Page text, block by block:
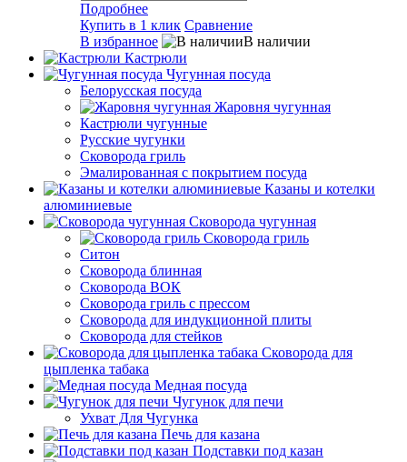
Подробнее
Купить в 1 клик Сравнение
В избранное
В наличии
Кастрюли
Чугунная посуда
Белорусская посуда
Жаровня чугунная
Кастрюли чугунные
Русские чугунки
Сковорода гриль
Эмалированная с покрытием посуда
Казаны и котелки
алюминиевые
Сковорода чугунная
Сковорода гриль
Ситон
Сковорода блинная
Сковорода ВОК
Сковорода гриль с прессом
Сковорода для индукционной плиты
Сковорода для стейков
Сковорода для
цыпленка табака
Медная посуда
Чугунок для печи
Ухват Для Чугунка
Печь для казана
Подставки под казан